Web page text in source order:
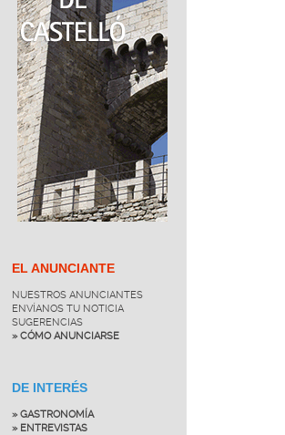
EL ANUNCIANTE
NUESTROS ANUNCIANTES
ENVÍANOS TU NOTICIA
SUGERENCIAS
» CÓMO ANUNCIARSE
DE INTERÉS
» GASTRONOMÍA
» ENTREVISTAS